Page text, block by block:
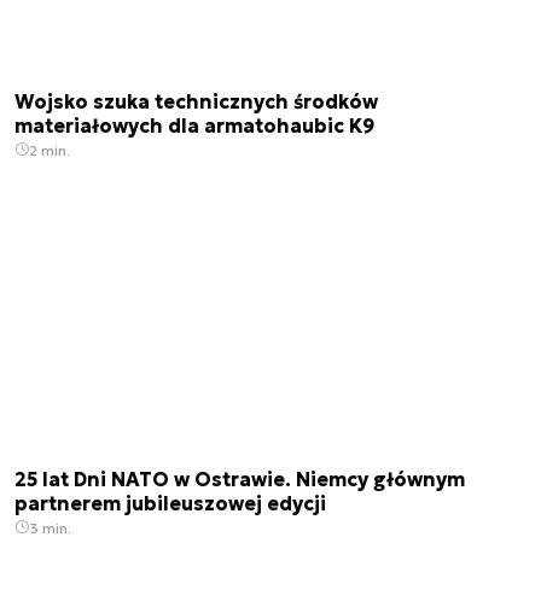
Wojsko szuka technicznych środków
materiałowych dla armatohaubic K9
2 min.
25 lat Dni NATO w Ostrawie. Niemcy głównym
partnerem jubileuszowej edycji
3 min.